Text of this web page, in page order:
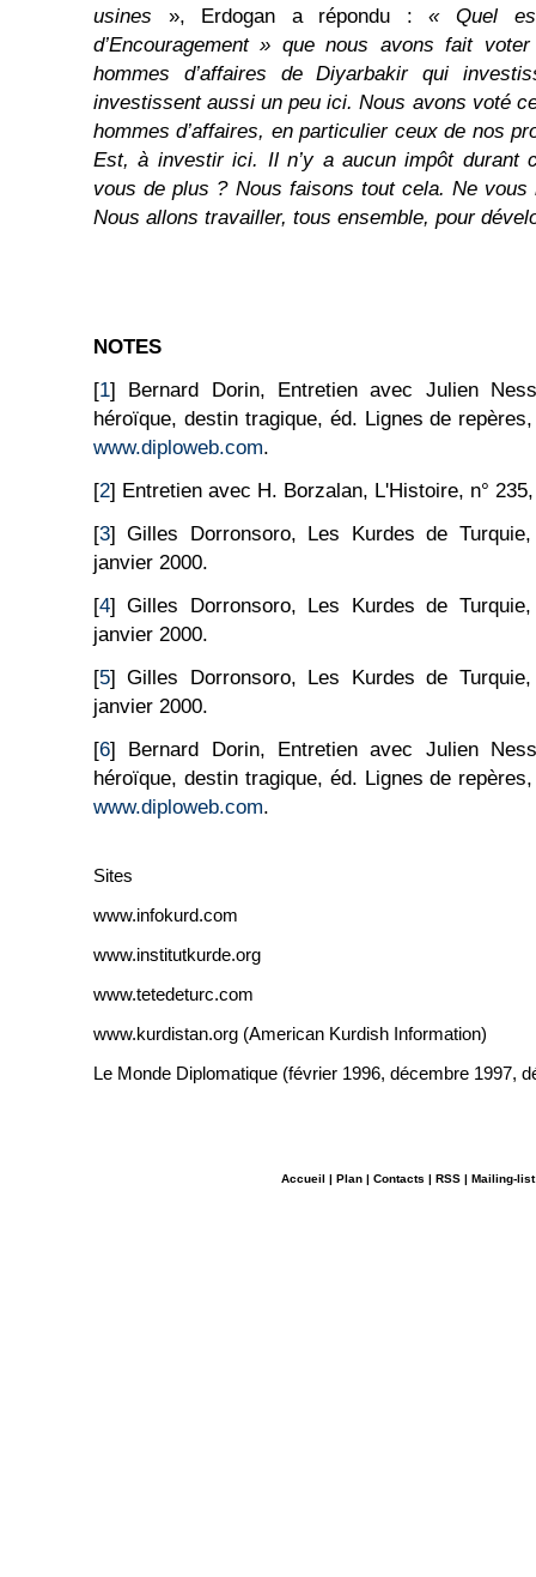
usines », Erdogan a répondu :« Quel
d’Encouragement » que nous avons fait
hommes d’affaires de Diyarbakir qui
investissent aussi un peu ici. Nous avons voté
hommes d’affaires, en particulier ceux de nos
Est, à investir ici. Il n’y a aucun impôt durant
vous de plus ? Nous faisons tout cela. Ne
Nous allons travailler, tous ensemble, pour
NOTES
[1] Bernard Dorin, Entretien avec Julien
héroïque, destin tragique, éd. Lignes de
www.diploweb.com.
[2] Entretien avec H. Borzalan, L'Histoire, n°
[3] Gilles Dorronsoro, Les Kurdes de
janvier 2000.
[4] Gilles Dorronsoro, Les Kurdes de
janvier 2000.
[5] Gilles Dorronsoro, Les Kurdes de
janvier 2000.
[6] Bernard Dorin, Entretien avec Julien
héroïque, destin tragique, éd. Lignes de
www.diploweb.com.
Sites
www.infokurd.com
www.institutkurde.org
www.tetedeturc.com
www.kurdistan.org (American Kurdish Information)
Le Monde Diplomatique (février 1996, décembre 1997,
Accueil | Plan | Contacts | RSS | Mailing-list